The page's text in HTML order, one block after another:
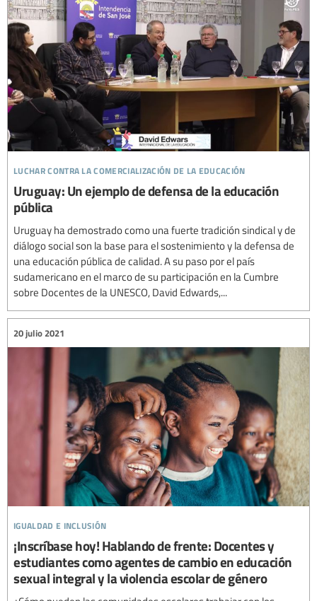
luchar contra la comercialización de la educación
Uruguay: Un ejemplo de defensa de la educación
pública
Uruguay ha demostrado como una fuerte tradición sindical y de
diálogo social son la base para el sostenimiento y la defensa de
una educación pública de calidad. A su paso por el país
sudamericano en el marco de su participación en la Cumbre
sobre Docentes de la UNESCO, David Edwards,...
igualdad e inclusión
20 julio 2021
¡Inscríbase hoy! Hablando de frente: Docentes y
estudiantes como agentes de cambio en educación
sexual integral y la violencia escolar de género